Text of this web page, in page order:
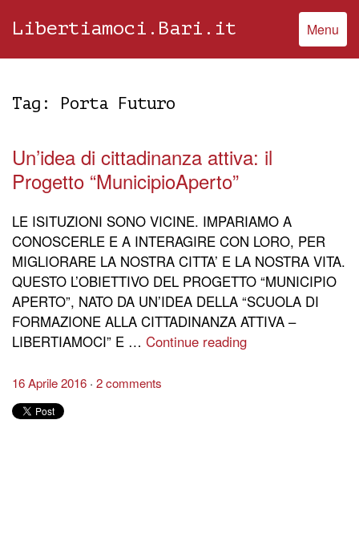
Libertiamoci.Bari.it Menu
Tag: Porta Futuro
Un’idea di cittadinanza attiva: il
Progetto “MunicipioAperto”
LE ISITUZIONI SONO VICINE. IMPARIAMO A
CONOSCERLE E A INTERAGIRE CON LORO, PER
MIGLIORARE LA NOSTRA CITTA’ E LA NOSTRA VITA.
QUESTO L’OBIETTIVO DEL PROGETTO “MUNICIPIO
APERTO”, NATO DA UN’IDEA DELLA “SCUOLA DI
FORMAZIONE ALLA CITTADINANZA ATTIVA –
LIBERTIAMOCI” E … Continue reading
16 Aprile 2016 2 comments